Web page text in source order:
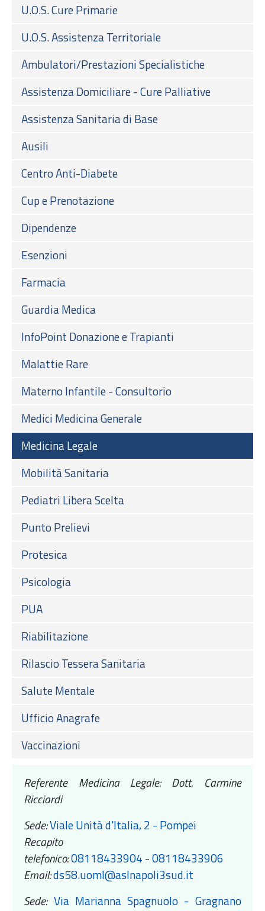
U.O.S. Cure Primarie
U.O.S. Assistenza Territoriale
Ambulatori/Prestazioni Specialistiche
Assistenza Domiciliare - Cure Palliative
Assistenza Sanitaria di Base
Ausili
Centro Anti-Diabete
Cup e Prenotazione
Dipendenze
Esenzioni
Farmacia
Guardia Medica
InfoPoint Donazione e Trapianti
Malattie Rare
Materno Infantile - Consultorio
Medici Medicina Generale
Medicina Legale
Mobilità Sanitaria
Pediatri Libera Scelta
Punto Prelievi
Protesica
Psicologia
PUA
Riabilitazione
Rilascio Tessera Sanitaria
Salute Mentale
Ufficio Anagrafe
Vaccinazioni
Referente Medicina Legale: Dott. Carmine
Ricciardi
Sede:Viale Unità d'Italia, 2 - Pompei
Recapito
telefonico:08118433904 -08118433906
Email:ds58.uoml@aslnapoli3sud.it
Sede: Via Marianna Spagnuolo - Gragnano